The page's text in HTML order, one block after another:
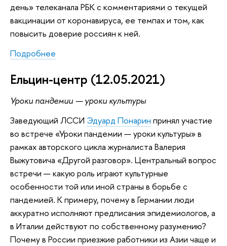
день» телеканала РБК с комментариями о текущей
вакцинации от коронавируса, ее темпах и том, как
повысить доверие россиян к ней.
Подробнее
Ельцин-центр (12.05.2021)
Уроки пандемии —уроки культуры
Заведующий ЛССИ Эдуард Понарин принял участие
во встрече «Уроки пандемии — уроки культуры» в
рамках авторского цикла журналиста Валерия
Выжутовича «Другой разговор». Центральный вопрос
встречи — какую роль играют культурные
особенности той или иной страны в борьбе с
пандемией. К примеру, почему в Германии люди
аккуратно исполняют предписания эпидемиологов, а
в Италии действуют по собственному разумению?
Почему в России приезжие работники из Азии чаще и